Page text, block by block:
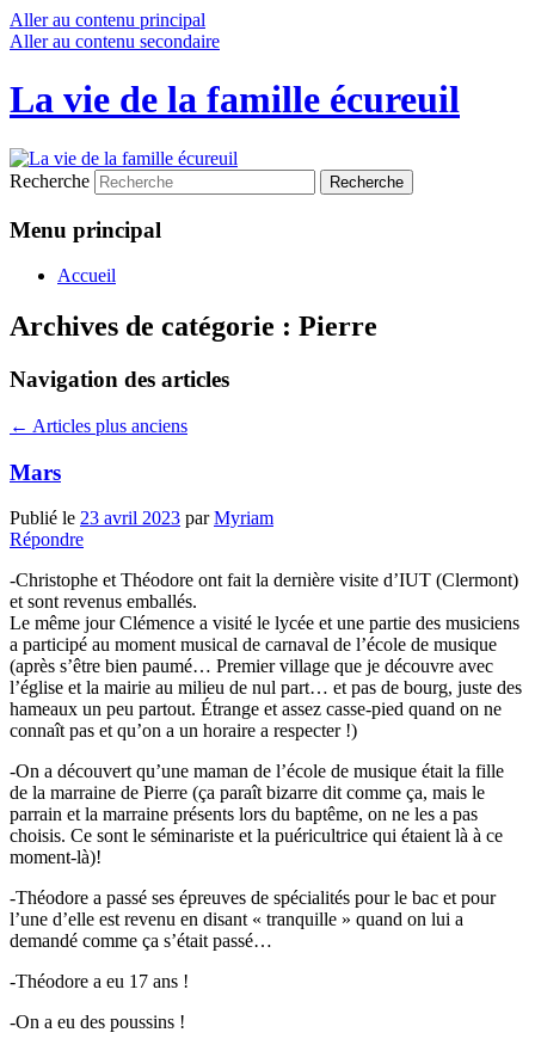
Aller au contenu principal
Aller au contenu secondaire
La vie de la famille écureuil
Recherche
Menu principal
Accueil
Archives de catégorie : Pierre
Navigation des articles
← Articles plus anciens
Mars
Publié le 23 avril 2023 parMyriam
Répondre
-Christophe et Théodore ont fait la dernière visite d’IUT (Clermont)
et sont revenus emballés.
Le même jour Clémence a visité le lycée et une partie des musiciens
a participé au moment musical de carnaval de l’école de musique
(après s’être bien paumé… Premier village que je découvre avec
l’église et la mairie au milieu de nul part… et pas de bourg, juste des
hameaux un peu partout. Étrange et assez casse-pied quand on ne
connaît pas et qu’on a un horaire a respecter !)
-On a découvert qu’une maman de l’école de musique était la fille
de la marraine de Pierre (ça paraît bizarre dit comme ça, mais le
parrain et la marraine présents lors du baptême, on ne les a pas
choisis. Ce sont le séminariste et la puéricultrice qui étaient là à ce
moment-là)!
-Théodore a passé ses épreuves de spécialités pour le bac et pour
l’une d’elle est revenu en disant « tranquille » quand on lui a
demandé comme ça s’était passé…
-Théodore a eu 17 ans !
-On a eu des poussins !